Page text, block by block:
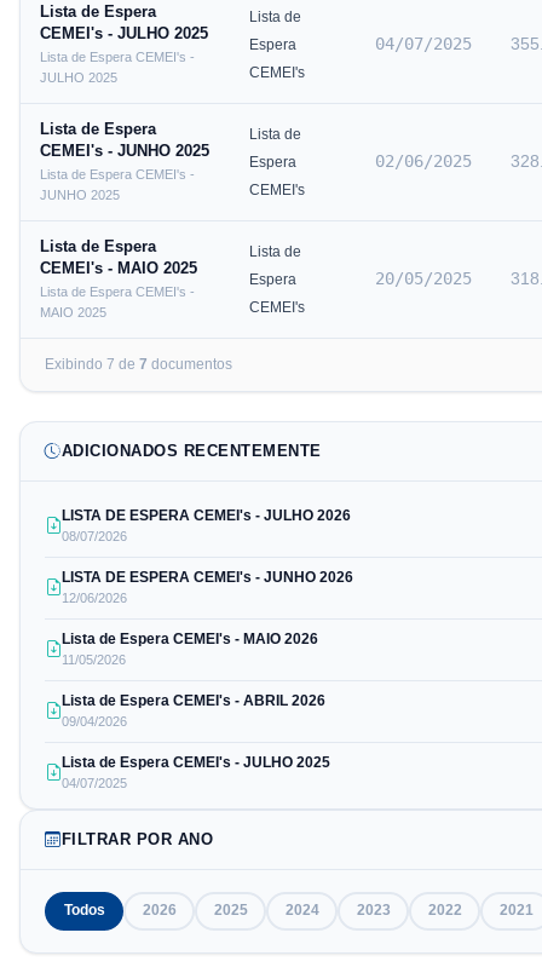
Lista de Espera
CEMEI's - JULHO 2025
Lista de Espera CEMEI's -
JULHO 2025
Lista de
Espera
CEMEI's
04/07/2025
Lista de Espera
CEMEI's - JUNHO 2025
Lista de Espera CEMEI's -
JUNHO 2025
Lista de
Espera
CEMEI's
02/06/2025
Lista de Espera
CEMEI's - MAIO 2025
Lista de Espera CEMEI's -
MAIO 2025
Lista de
Espera
CEMEI's
20/05/2025
Exibindo 7 de 7 documentos
ADICIONADOS RECENTEMENTE
LISTA DE ESPERA CEMEI's - JULHO 2026
08/07/2026
LISTA DE ESPERA CEMEI's - JUNHO 2026
12/06/2026
Lista de Espera CEMEI's - MAIO 2026
11/05/2026
Lista de Espera CEMEI's - ABRIL 2026
09/04/2026
Lista de Espera CEMEI's - JULHO 2025
04/07/2025
FILTRAR POR ANO
Todos 2026 2025 2024 2023 2022 2021